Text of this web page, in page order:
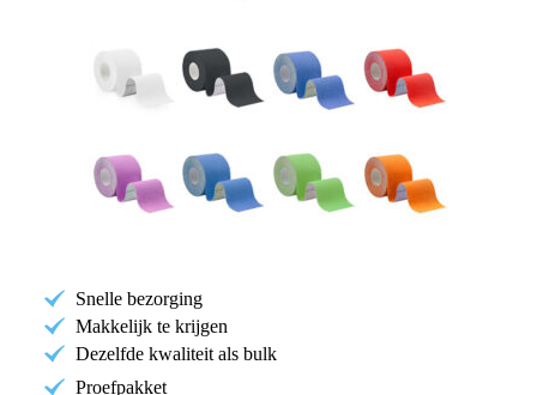
Snelle bezorging
Makkelijk te krijgen
Dezelfde kwaliteit als bulk
Proefpakket